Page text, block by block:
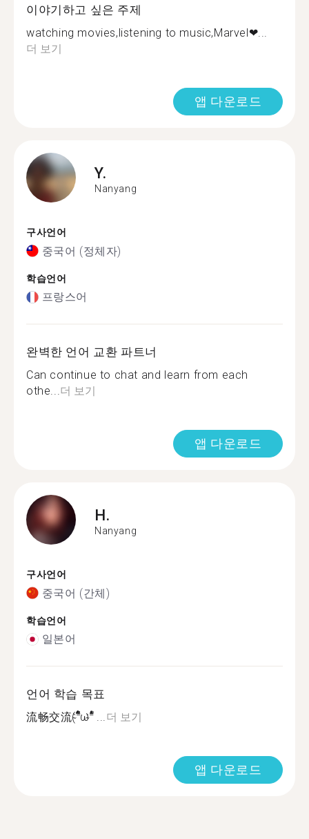
이야기하고 싶은 주제
watching movies,listening to music,Marvel❤...
더 보기
앱 다운로드
Y.
Nanyang
구사언어
중국어 (정체자)
학습언어
프랑스어
완벽한 언어 교환 파트너
Can continue to chat and learn from each
othe...더 보기
앱 다운로드
H.
Nanyang
구사언어
중국어 (간체)
학습언어
일본어
언어 학습 목표
流畅交流(ؓؒؒؑؑؖؔؓؒؐؐ⁼̴̀ωؘؙؖؕؔؓؒؑؐؕ⁼̴̀ ...더 보기
앱 다운로드